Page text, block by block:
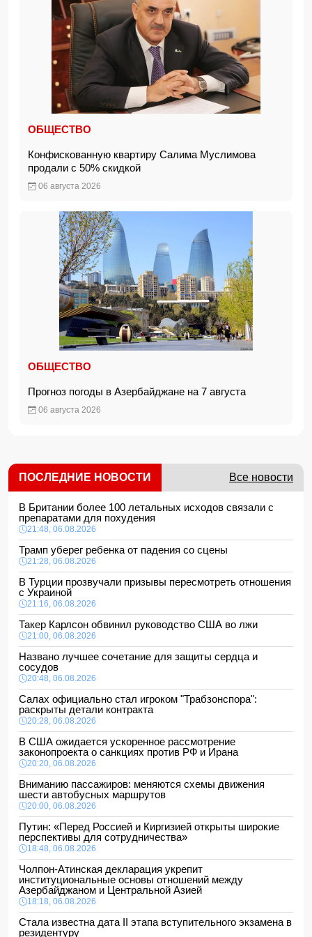
ОБЩЕСТВО
Конфискованную квартиру Салима Муслимова
продали с 50% скидкой
06 августа 2026
ОБЩЕСТВО
Прогноз погоды в Азербайджане на 7 августа
06 августа 2026
ПОСЛЕДНИЕ НОВОСТИ Все новости
В Британии более 100 летальных исходов связали с
препаратами для похудения
21:48, 06.08.2026
Трамп уберег ребенка от падения со сцены
21:28, 06.08.2026
В Турции прозвучали призывы пересмотреть отношения
с Украиной
21:16, 06.08.2026
Такер Карлсон обвинил руководство США во лжи
21:00, 06.08.2026
Названо лучшее сочетание для защиты сердца и
сосудов
20:48, 06.08.2026
Салах официально стал игроком "Трабзонспора":
раскрыты детали контракта
20:28, 06.08.2026
В США ожидается ускоренное рассмотрение
законопроекта о санкциях против РФ и Ирана
20:20, 06.08.2026
Вниманию пассажиров: меняются схемы движения
шести автобусных маршрутов
20:00, 06.08.2026
Путин: «Перед Россией и Киргизией открыты широкие
перспективы для сотрудничества»
18:48, 06.08.2026
Чолпон-Атинская декларация укрепит
институциональные основы отношений между
Азербайджаном и Центральной Азией
18:18, 06.08.2026
Стала известна дата II этапа вступительного экзамена в
резидентуру